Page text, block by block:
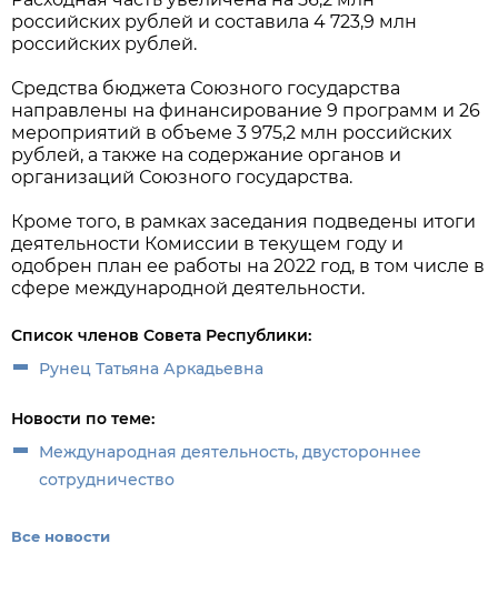
российских рублей и составила 4 723,9 млн
российских рублей.
Средства бюджета Союзного государства
направлены на финансирование 9 программ и 26
мероприятий в объеме 3 975,2 млн российских
рублей, а также на содержание органов и
организаций Союзного государства.
Кроме того, в рамках заседания подведены итоги
деятельности Комиссии в текущем году и
одобрен план ее работы на 2022 год, в том числе в
сфере международной деятельности.
Список членов Совета Республики:
Рунец Татьяна Аркадьевна
Новости по теме:
Международная деятельность, двустороннее
сотрудничество
Все новости